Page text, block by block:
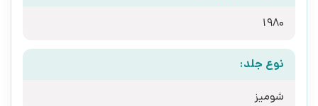
1980
نوع جلد:
شومیز